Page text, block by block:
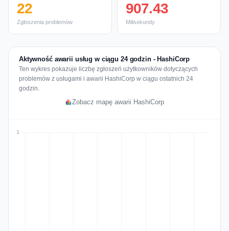
22
Zgłoszenia problemów
907.43
Milisekundy
Aktywność awarii usług w ciągu 24 godzin - HashiCorp
Ten wykres pokazuje liczbę zgłoszeń użytkowników dotyczących
problemów z usługami i awarii HashiCorp w ciągu ostatnich 24
godzin.
Zobacz mapę awarii HashiCorp